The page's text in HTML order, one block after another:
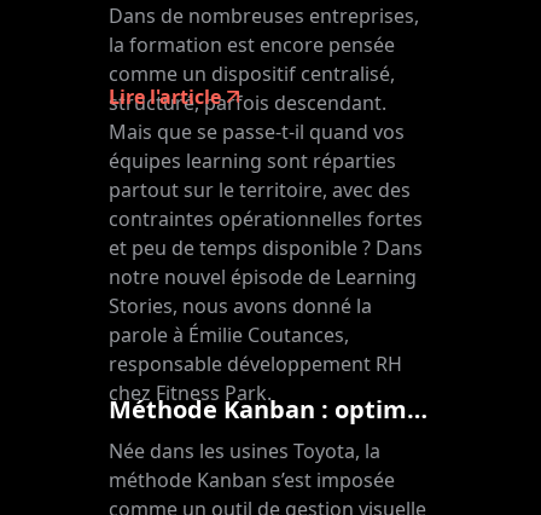
Dans de nombreuses entreprises,
la formation est encore pensée
comme un dispositif centralisé,
structuré, parfois descendant.
Mais que se passe-t-il quand vos
équipes learning sont réparties
partout sur le territoire, avec des
contraintes opérationnelles fortes
et peu de temps disponible ? Dans
notre nouvel épisode de Learning
Stories, nous avons donné la
parole à Émilie Coutances,
responsable développement RH
chez Fitness Park.
Lire l'article
Méthode Kanban : optimisez votre flux de travail avec clarté et agilité
Née dans les usines Toyota, la
méthode Kanban s’est imposée
comme un outil de gestion visuelle